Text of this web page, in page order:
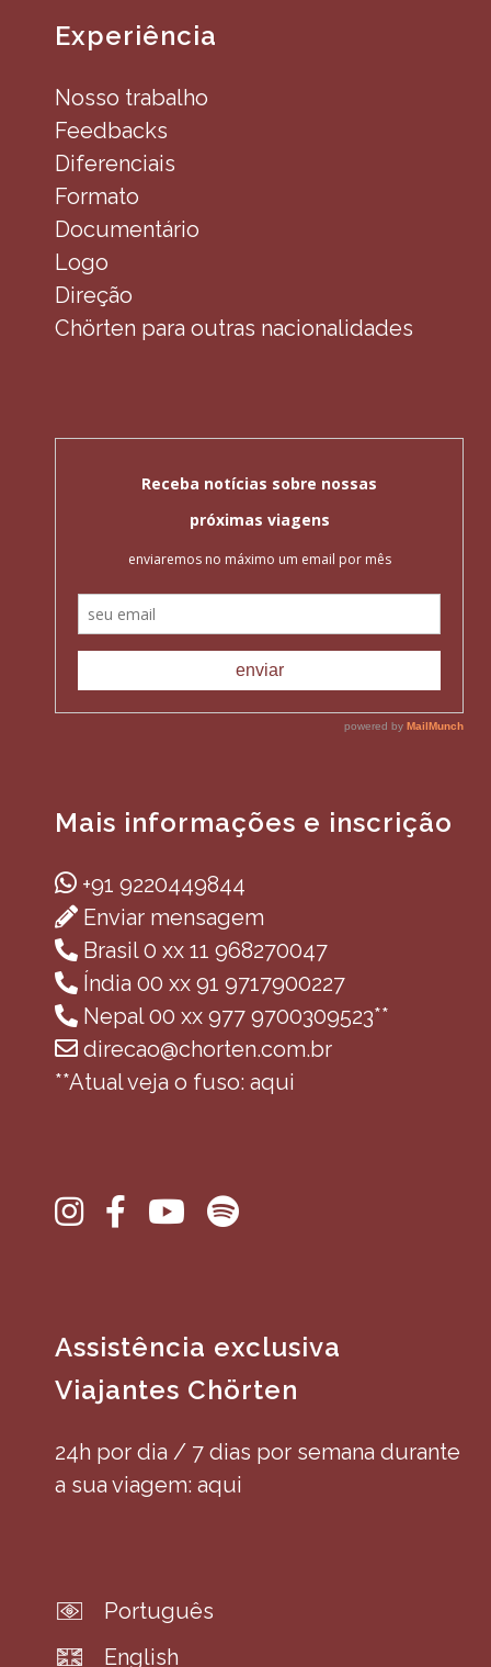
Experiência
Nosso trabalho
Feedbacks
Diferenciais
Formato
Documentário
Logo
Direção
Chörten para outras nacionalidades
Mais informações e inscrição
+91 9220449844
Enviar mensagem
Brasil 0 xx 11 968270047
Índia 00 xx 91 9717900227
Nepal 00 xx 977 9700309523**
direcao@chorten.com.br
**Atual veja o fuso: aqui
Assistência exclusiva
Viajantes Chörten
24h por dia / 7 dias por semana durante
a sua viagem: aqui
Português
English